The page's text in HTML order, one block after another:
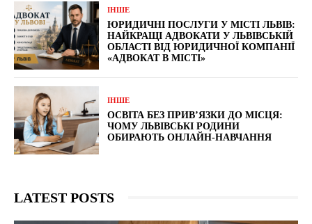
ІНШЕ
ЮРИДИЧНІ ПОСЛУГИ У МІСТІ ЛЬВІВ:
НАЙКРАЩІ АДВОКАТИ У ЛЬВІВСЬКІЙ
ОБЛАСТІ ВІД ЮРИДИЧНОЇ КОМПАНІЇ
«АДВОКАТ В МІСТІ»
ІНШЕ
ОСВІТА БЕЗ ПРИВ’ЯЗКИ ДО МІСЦЯ:
ЧОМУ ЛЬВІВСЬКІ РОДИНИ
ОБИРАЮТЬ ОНЛАЙН-НАВЧАННЯ
LATEST POSTS